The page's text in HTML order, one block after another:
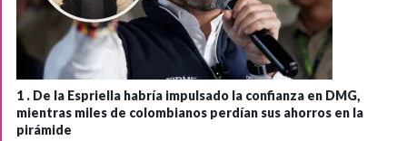
1 . De la Espriella habría impulsado la confianza en DMG,
mientras miles de colombianos perdían sus ahorros en la
pirámide